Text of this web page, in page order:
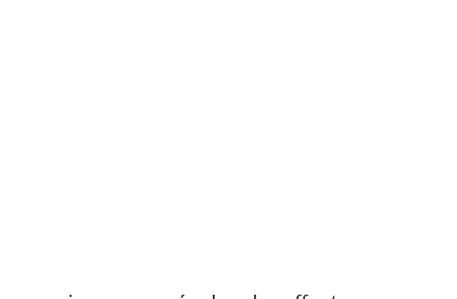
à votre enfant